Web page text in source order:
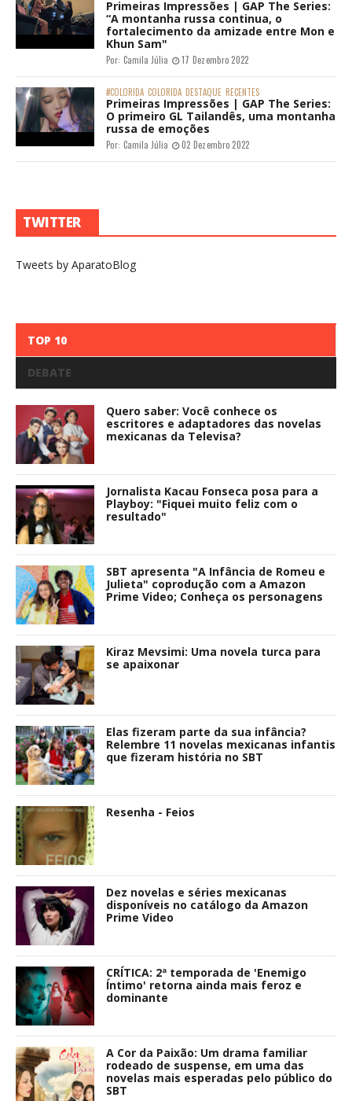
Primeiras Impressões | GAP The Series:
“A montanha russa continua, o
fortalecimento da amizade entre Mon e
Khun Sam"
Por: Camila Júlia 17 Dezembro 2022
#COLORIDA COLORIDA DESTAQUE RECENTES
Primeiras Impressões | GAP The Series:
O primeiro GL Tailandês, uma montanha
russa de emoções
Por: Camila Júlia 02 Dezembro 2022
TWITTER
Tweets by AparatoBlog
TOP 10
DEBATE
Quero saber: Você conhece os
escritores e adaptadores das novelas
mexicanas da Televisa?
Jornalista Kacau Fonseca posa para a
Playboy: "Fiquei muito feliz com o
resultado"
SBT apresenta "A Infância de Romeu e
Julieta" coprodução com a Amazon
Prime Video; Conheça os personagens
Kiraz Mevsimi: Uma novela turca para
se apaixonar
Elas fizeram parte da sua infância?
Relembre 11 novelas mexicanas infantis
que fizeram história no SBT
Resenha - Feios
Dez novelas e séries mexicanas
disponíveis no catálogo da Amazon
Prime Video
CRÍTICA: 2ª temporada de 'Enemigo
Íntimo' retorna ainda mais feroz e
dominante
A Cor da Paixão: Um drama familiar
rodeado de suspense, em uma das
novelas mais esperadas pelo público do
SBT